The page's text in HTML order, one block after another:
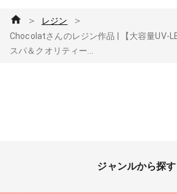
＞ レジン ＞
Chocolatさんのレジン作品 | 【大容量UV-
スパ＆クオリティー...
ジャンルから探す